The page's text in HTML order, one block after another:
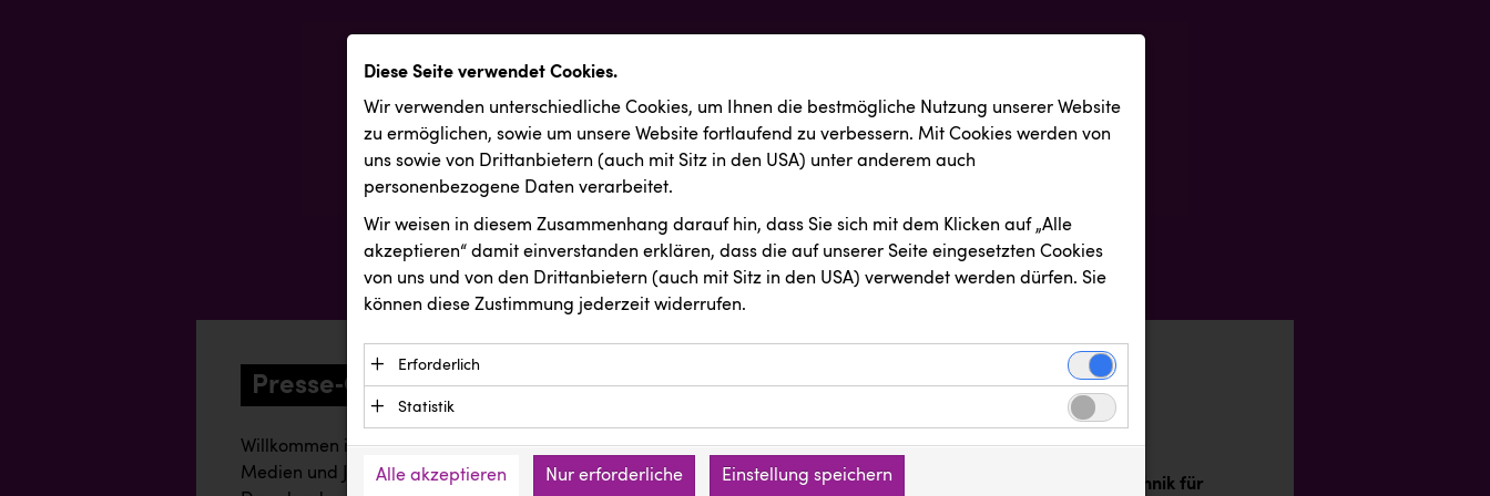
Presse‑Center
Willkommen in unserem Online-Presse-Center für
Medien und Journalisten mit allen Meldungen und
Aktuelle Pressemeldungen
28.07.2026
RUBBLE MASTER entwickelt elektrische Siebtechnik für
Diese Seite verwendet Cookies.
Wir verwenden unterschiedliche Cookies, um Ihnen die best­mögliche Nutzung unserer Website
zu ermöglichen, sowie um unsere Website fortlaufend zu verbessern. Mit Cookies werden von
uns sowie von Drittanbietern (auch mit Sitz in den USA) unter anderem auch
personenbezogene Daten verarbeitet.
Wir weisen in diesem Zusammenhang darauf hin, dass Sie sich mit dem Klicken auf „Alle
akzeptieren“ damit ein­ver­standen erklären, dass die auf unserer Seite eingesetzten Cookies
von uns und von den Drittanbietern (auch mit Sitz in den USA) verwendet werden dürfen. Sie
können diese Zustimmung jederzeit widerrufen.
Erforderlich
Essenzielle Cookies ermöglichen grundlegende Funktionen und sind für die einwandfreie
Funktion der Website erforderlich. Diese Cookies speichern keine personenbezogenen
Daten und werden an keine Dritten übermittelt.
Anbieter: Eigentümer der Website (Erstanbieter)
Statistik
verstehen, wie unsere Besucher unsere Website nutzen.
Alle akzeptieren Nur erforderliche Einstellung speichern